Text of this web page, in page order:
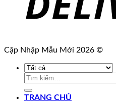
Cập Nhập Mẫu Mới 2026 ©
Tìm
TRANG CHỦ